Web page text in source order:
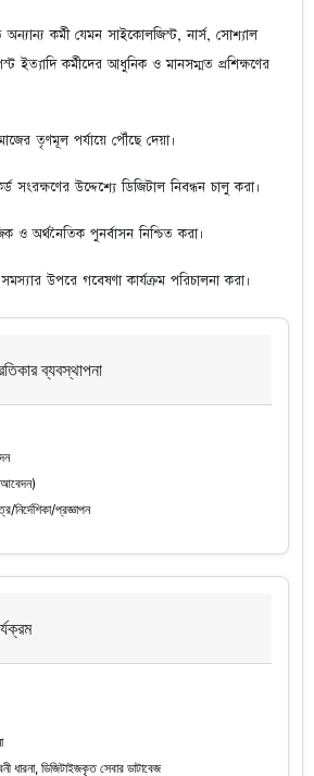
কর্মী যেমন সাইকোলজিস্ট, নার্স, সোশ্যাল
ইত্যাদি কর্মীদের আধুনিক ও মানসম্মত প্রশিক্ষণের
তৃণমূল পর্যায়ে পৌঁছে দেয়া।
সংরক্ষণের উদ্দেশ্যে ডিজিটাল নিবন্ধন চালু করা।
ও অর্থনৈতিক পুনর্বাসন নিশ্চিত করা।
উপরে গবেষণা কার্যক্রম পরিচালনা করা।
ব্যবস্থাপনা
নির্দেশিকা/প্রজ্ঞাপন
ধারনা, ডিজিটাইজকৃত সেবার ডাটাবেজ